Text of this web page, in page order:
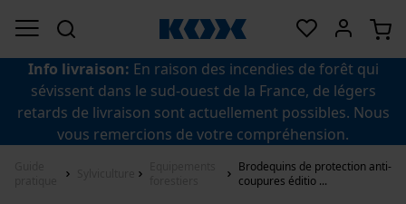
Info livraison: En raison des incendies de forêt qui
sévissent dans le sud-ouest de la France, de légers
retards de livraison sont actuellement possibles. Nous
vous remercions de votre compréhension.
Brodequins de protection anti-
coupures éditio ...